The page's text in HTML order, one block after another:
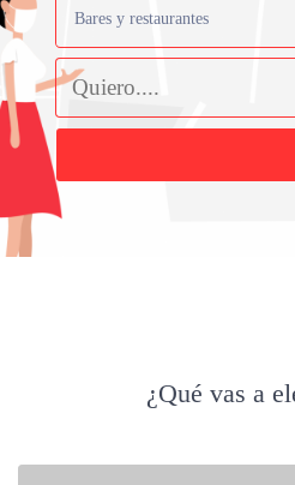
Bares y restaurantes
¿Qué vas a